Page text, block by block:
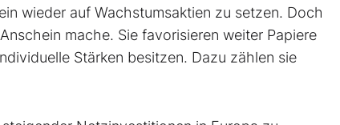
wieder auf Wachstumsaktien zu setzen. Doch
mache. Sie favorisieren weiter Papiere
Stärken besitzen. Dazu zählen sie